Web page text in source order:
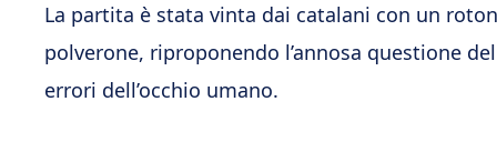
La partita è stata vinta dai catalani con un
polverone, riproponendo l’annosa questione
errori dell’occhio umano.